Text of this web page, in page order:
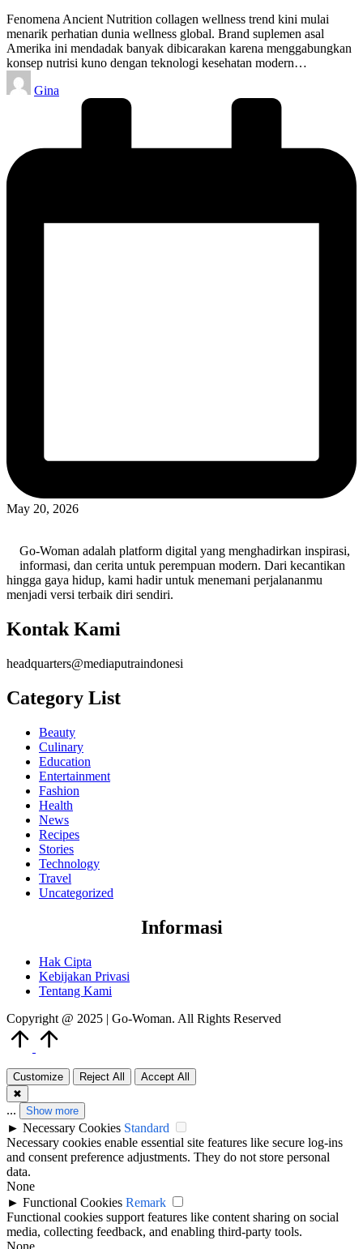
Fenomena Ancient Nutrition collagen wellness trend kini mulai
menarik perhatian dunia wellness global. Brand suplemen asal
Amerika ini mendadak banyak dibicarakan karena menggabungkan
konsep nutrisi kuno dengan teknologi kesehatan modern…
Posted
by
Gina
May 20, 2026
Go-Woman adalah platform digital yang menghadirkan inspirasi,
informasi, dan cerita untuk perempuan modern. Dari kecantikan
hingga gaya hidup, kami hadir untuk menemani perjalananmu
menjadi versi terbaik diri sendiri.
Kontak Kami
headquarters@mediaputraindonesi
Category List
Beauty
Culinary
Education
Entertainment
Fashion
Health
News
Recipes
Stories
Technology
Travel
Uncategorized
Informasi
Hak Cipta
Kebijakan Privasi
Tentang Kami
Copyright @ 2025 | Go-Woman. All Rights Reserved
Customize Reject All
Accept All
✖
... Show more
► Necessary Cookies Standard
Necessary cookies enable essential site features like secure log-ins
and consent preference adjustments. They do not store personal
data.
None
► Functional Cookies Remark
Functional cookies support features like content sharing on social
media, collecting feedback, and enabling third-party tools.
None